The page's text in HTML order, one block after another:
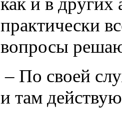
практически
вопросы
– По своей
и там